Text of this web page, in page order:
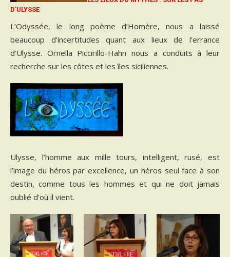
D’ULYSSE
L’Odyssée, le long poème d’Homère, nous a laissé
beaucoup d’incertitudes quant aux lieux de l’errance
d’Ulysse. Ornella Piccirillo-Hahn nous a conduits à leur
recherche sur les côtes et les îles siciliennes.
Ulysse, l’homme aux mille tours, intelligent, rusé, est
l’image du héros par excellence, un héros seul face à son
destin, comme tous les hommes et qui ne doit jamais
oublié d’où il vient.